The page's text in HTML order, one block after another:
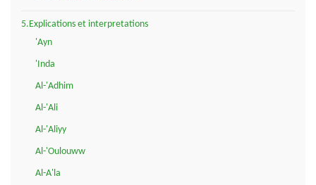
5.Explications et interpretations
'Ayn
'Inda
Al-'Adhim
Al-'Ali
Al-'Aliyy
Al-'Oulouww
Al-A'la